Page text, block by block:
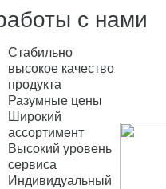
с нами
Стабильно
высокое качество
продукта
Разумные цены
Широкий
ассортимент
Высокий уровень
сервиса
Индивидуальный